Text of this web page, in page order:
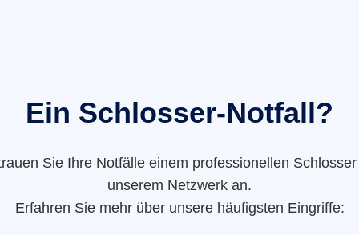
Ein Schlosser-Notfall?
Sie Ihre Notfälle einem professionellen
unserem Netzwerk an.
Erfahren Sie mehr über unsere häufigsten Eingriffe: